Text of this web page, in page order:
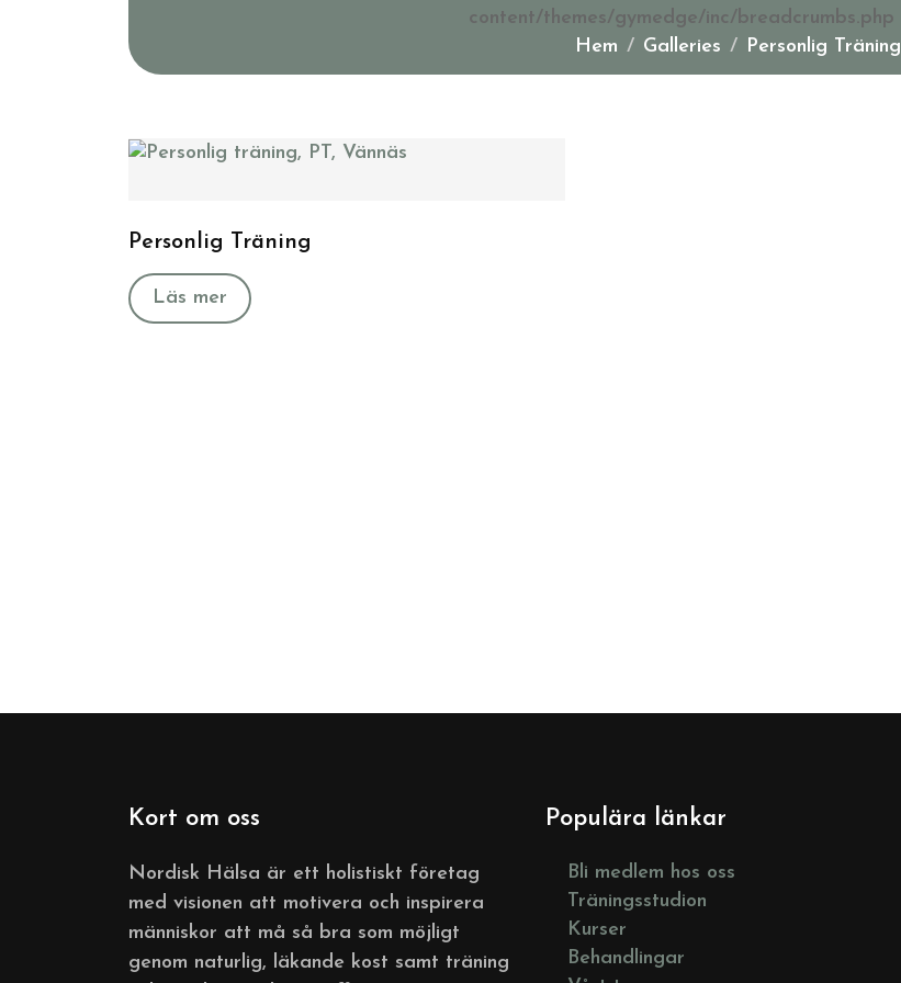
content/themes/gymedge/inc/breadcrumbs.php
Hem
Galleries Personlig Träning
Personlig Träning
Läs mer
Kort om oss
Nordisk Hälsa är ett holistiskt företag
med visionen att motivera och inspirera
människor att må så bra som möjligt
genom naturlig, läkande kost samt träning
Populära länkar
Bli medlem hos oss
Träningsstudion
Kurser
Behandlingar